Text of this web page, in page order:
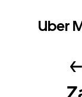
Uber